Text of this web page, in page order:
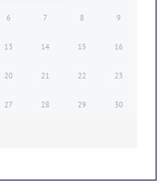
6 7 8 9
13 14 15 16
20 21 22 23
27 28 29 30